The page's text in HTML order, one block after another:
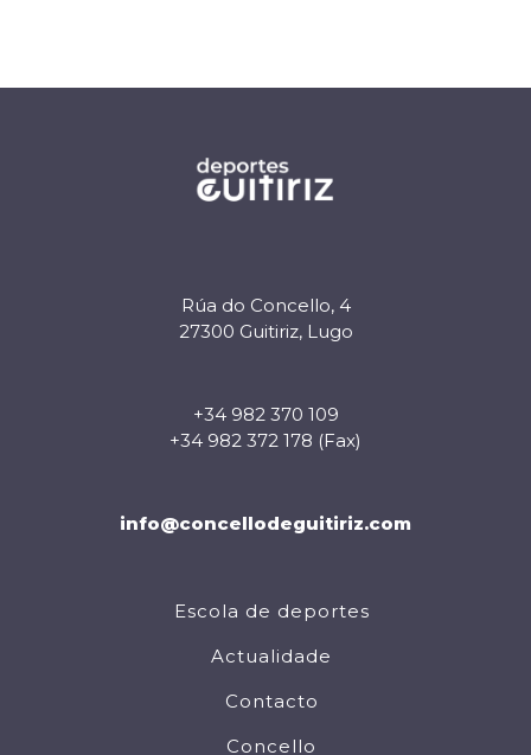
Rúa do Concello, 4
27300 Guitiriz, Lugo
+34 982 370 109
+34 982 372 178 (Fax)
info@concellodeguitiriz.com
Escola de deportes
Actualidade
Contacto
Concello